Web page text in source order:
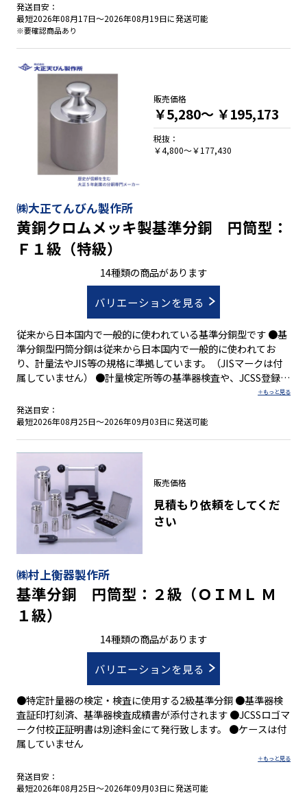
発送目安：
最短2026年08月17日～2026年08月19日に発送可能
※要確認商品あり
㈱大正てんびん製作所
黄銅クロムメッキ製基準分銅 円筒型：
Ｆ１級（特級）
14種類の商品があります
バリエーションを見る
従来から日本国内で一般的に使われている基準分銅型です ●基
準分銅型円筒分銅は従来から日本国内で一般的に使われてお
り、計量法やJIS等の規格に準拠しています。（JISマークは付
属していません） ●計量検定所等の基準器検査や、JCSS登録事
業者の校正を受けることによって、基準分銅やJCSS標準分銅に
できます。 ●ケースは付属していません
発送目安：
最短2026年08月25日～2026年09月03日に発送可能
販売価格
￥5,280～ ￥195,173
税抜：
￥4,800～￥177,430
㈱村上衡器製作所
基準分銅 円筒型：２級（ＯＩＭＬ Ｍ
１級）
14種類の商品があります
バリエーションを見る
●特定計量器の検定・検査に使用する2級基準分銅 ●基準器検
査証印打刻済、基準器検査成績書が添付されます ●JCSSロゴマ
ーク付校正証明書は別途料金にて発行致します。 ●ケースは付
属していません
発送目安：
最短2026年08月25日～2026年09月03日に発送可能
販売価格
見積もり依頼をしてくだ
さい